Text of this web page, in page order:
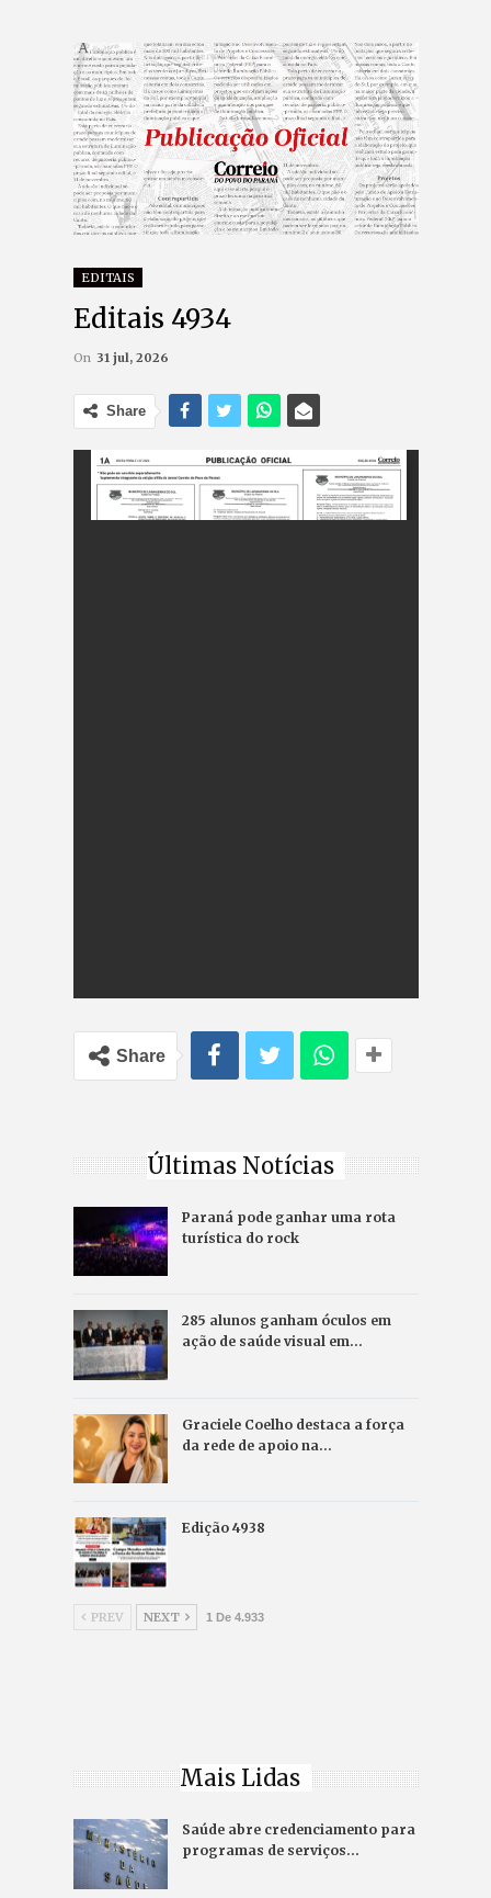
EDITAIS
Editais 4934
On 31 jul, 2026
Share
Share
Últimas Notícias
Paraná pode ganhar uma rota
turística do rock
285 alunos ganham óculos em
ação de saúde visual em…
Graciele Coelho destaca a força
da rede de apoio na…
Edição 4938
PREV NEXT 1 De 4.933
Mais Lidas
Saúde abre credenciamento para
programas de serviços…